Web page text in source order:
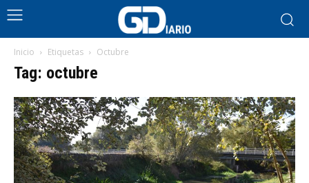
Inicio Etiquetas Octubre
Tag: octubre